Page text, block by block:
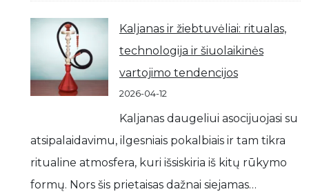
Kaljanas ir žiebtuvėliai: ritualas,
technologija ir šiuolaikinės
vartojimo tendencijos
2026-04-12
Kaljanas daugeliui asocijuojasi su
atsipalaidavimu, ilgesniais pokalbiais ir tam tikra
ritualine atmosfera, kuri išsiskiria iš kitų rūkymo
formų. Nors šis prietaisas dažnai siejamas…